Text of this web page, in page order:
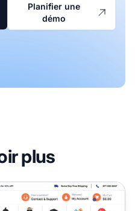
Planifier une
démo
plus